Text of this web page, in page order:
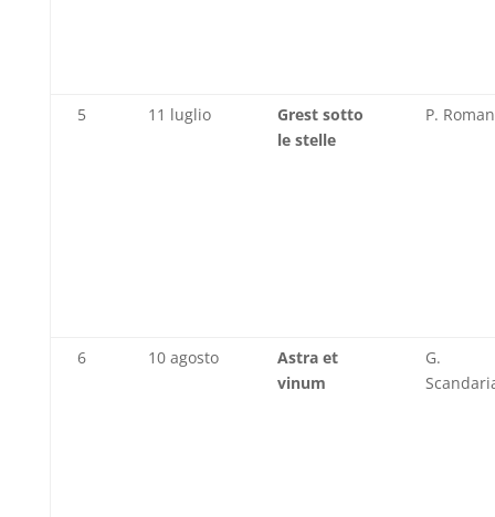
5 11 luglio
Grest sotto
le stelle
P.
6 10 agosto
Astra et
vinum
G.